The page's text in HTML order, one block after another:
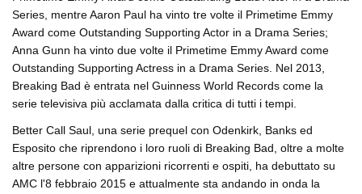
Series, mentre Aaron Paul ha vinto tre volte il Primetime Emmy
Award come Outstanding Supporting Actor in a Drama Series;
Anna Gunn ha vinto due volte il Primetime Emmy Award come
Outstanding Supporting Actress in a Drama Series. Nel 2013,
Breaking Bad è entrata nel Guinness World Records come la
serie televisiva più acclamata dalla critica di tutti i tempi.
Better Call Saul, una serie prequel con Odenkirk, Banks ed
Esposito che riprendono i loro ruoli di Breaking Bad, oltre a molte
altre persone con apparizioni ricorrenti e ospiti, ha debuttato su
AMC l'8 febbraio 2015 e attualmente sta andando in onda la